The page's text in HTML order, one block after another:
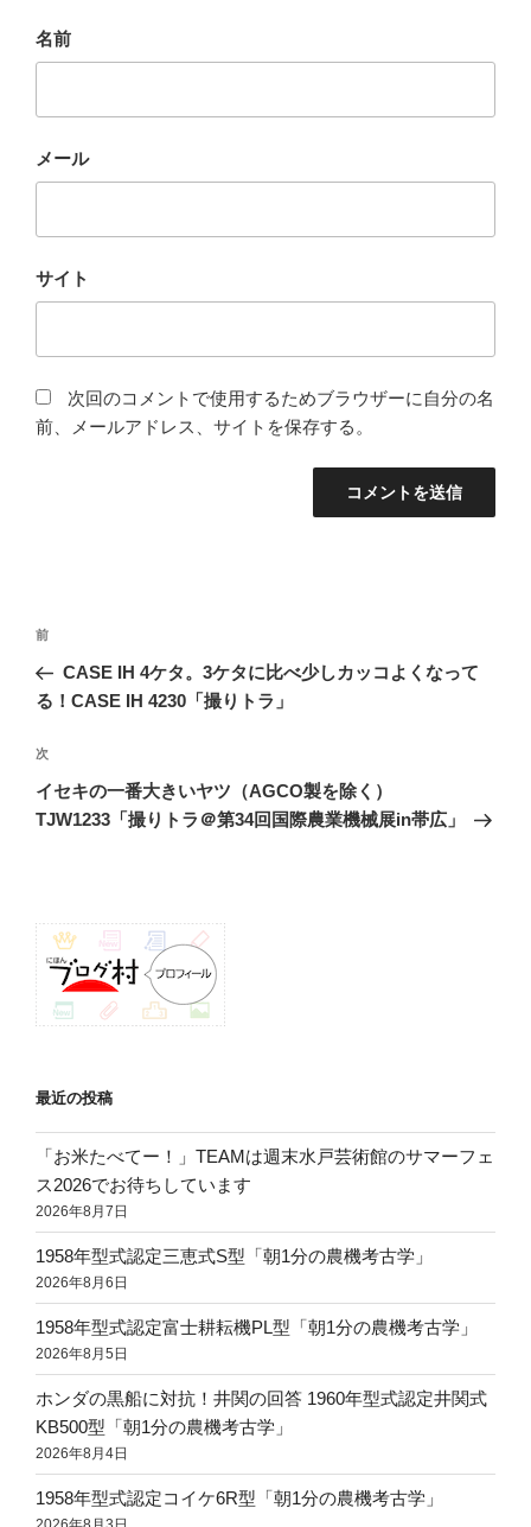
名前
メール
サイト
次回のコメントで使用するためブラウザーに自分の名
前、メールアドレス、サイトを保存する。
投
ナ
ゲ
ー
シ
前
の
投
前
CASE IH 4ケタ。3ケタに比べ少しカッコよくなって
る！CASE IH 4230「撮りトラ」
次
の
投
次
イセキの一番大きいヤツ（AGCO製を除く）
TJW1233「撮りトラ＠第34回国際農業機械展in帯広」
最近の投稿
「お米たべてー！」TEAMは週末水戸芸術館のサマーフェ
ス2026でお待ちしています
2026年8月7日
1958年型式認定三恵式S型「朝1分の農機考古学」
2026年8月6日
1958年型式認定富士耕耘機PL型「朝1分の農機考古学」
2026年8月5日
ホンダの黒船に対抗！井関の回答 1960年型式認定井関式
KB500型「朝1分の農機考古学」
2026年8月4日
1958年型式認定コイケ6R型「朝1分の農機考古学」